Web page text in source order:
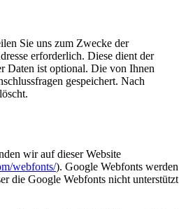
Sie uns zum Zwecke der
erforderlich. Diese dient der
Daten ist optional. Die von Ihnen
gespeichert. Nach
wir auf dieser Website
webfonts/). Google Webfonts werden
die Google Webfonts nicht unterstützt